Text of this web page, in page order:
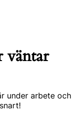
väntar
under arbete och